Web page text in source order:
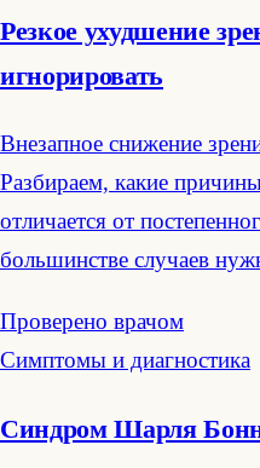
Резкое ухудшение
игнорировать
Внезапное снижение
Разбираем, какие
отличается от
большинстве случаев
Проверено врачом
Симптомы и диагностика
Синдром Шарля